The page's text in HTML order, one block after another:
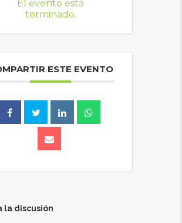
El evento está
terminado.
ESTE EVENTO
la discusión